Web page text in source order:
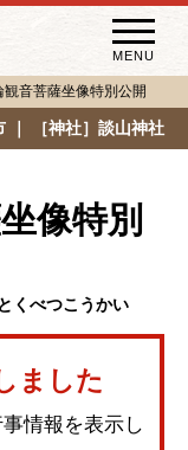
MENU
観音菩薩坐像特別公開
｜ ［神社］談山神社
像特別
くべつこうかい
ました
情報を表示し